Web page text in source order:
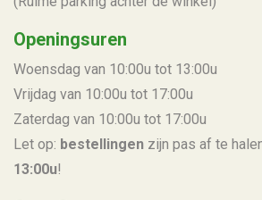
Openingsuren
Woensdag van 10:00u tot 13:00u
Vrijdag van 10:00u tot 17:00u
Zaterdag van 10:00u tot 17:00u
Let op: bestellingen zijn pas af te
13:00u!